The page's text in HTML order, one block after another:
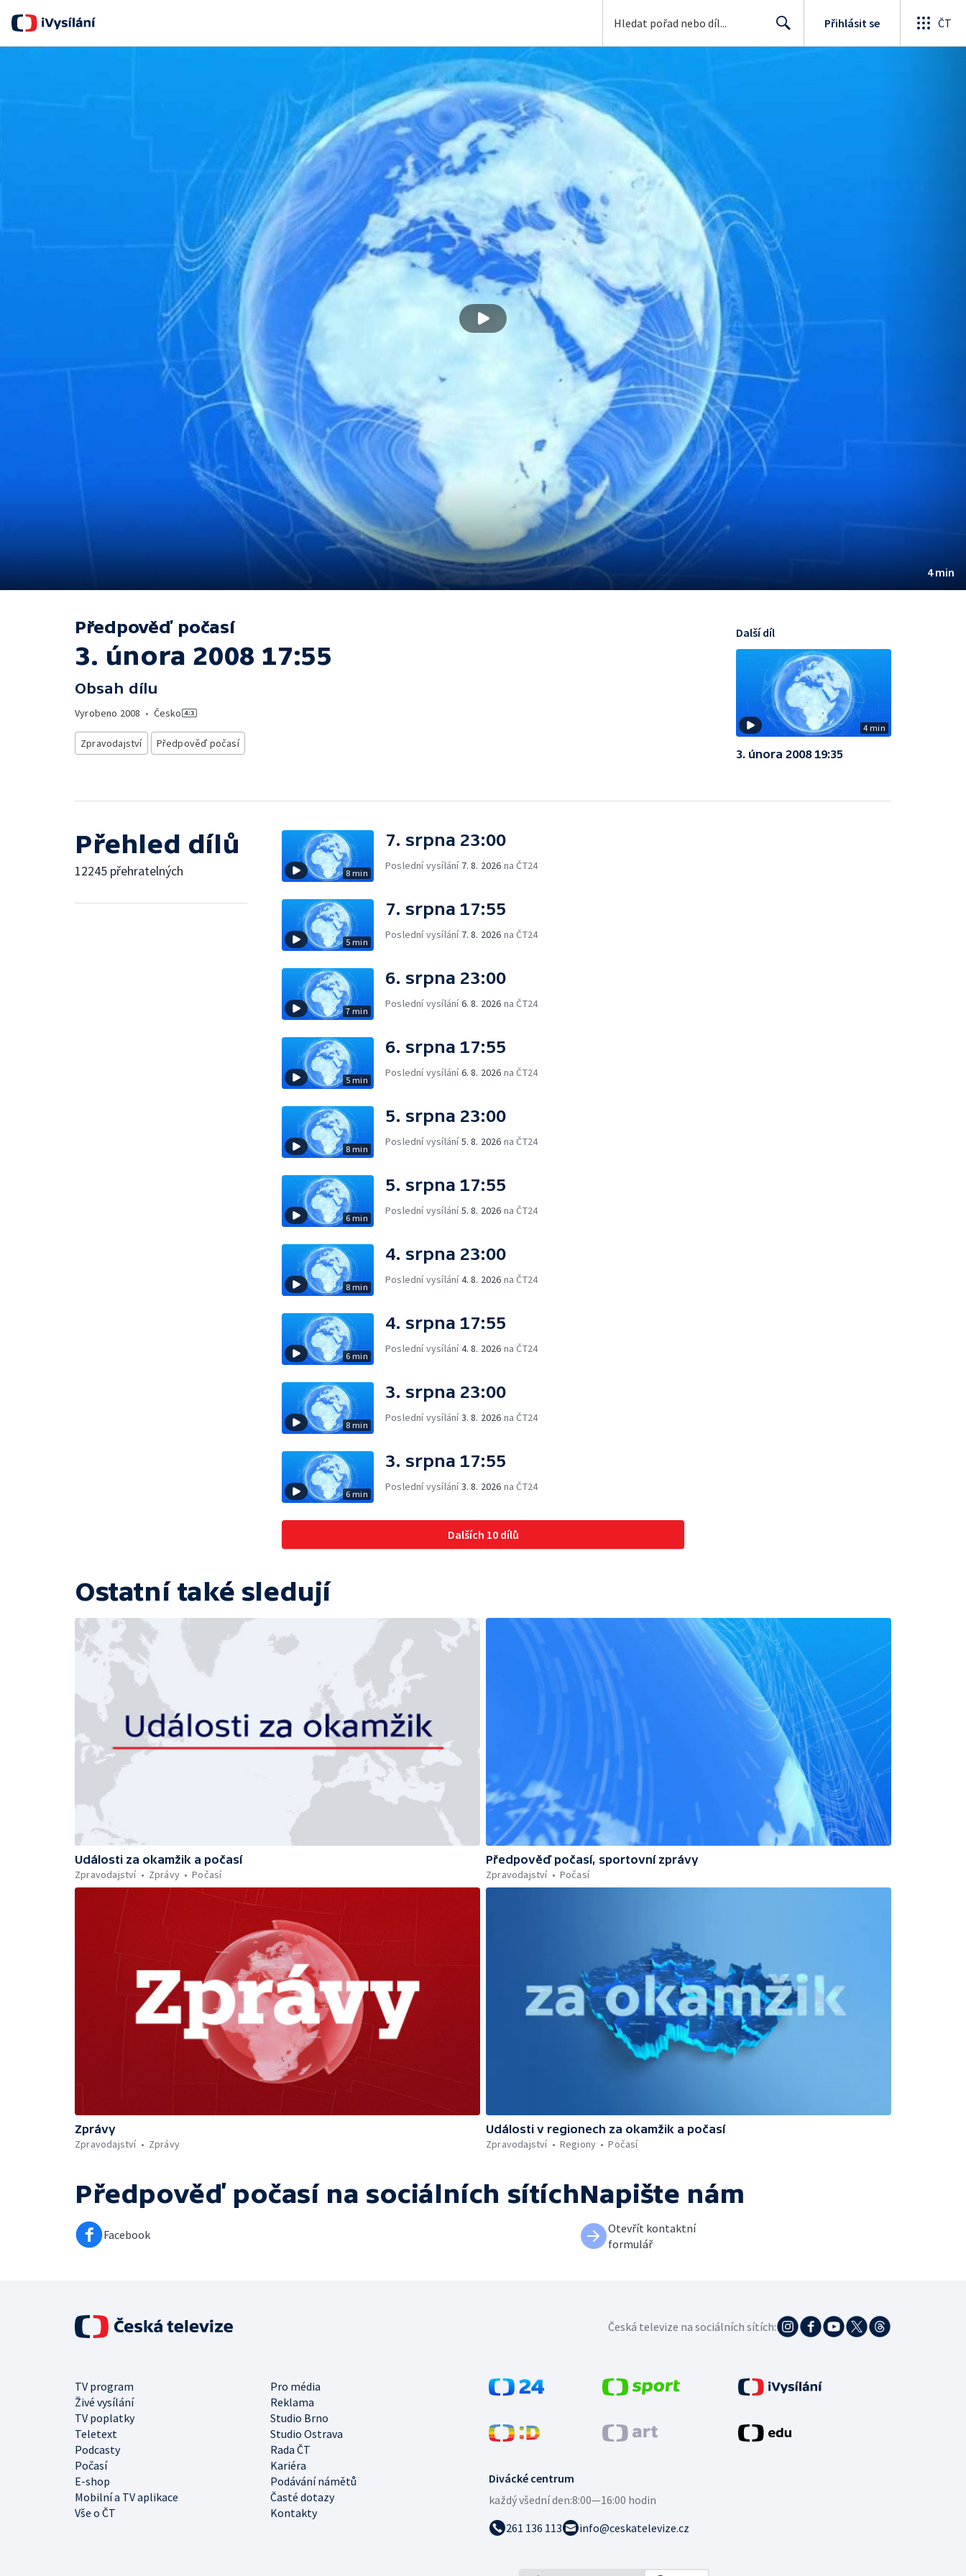
Přihlásit se ČT
4 min
Předpověď počasí
3. února 2008 17:55
Obsah dílu
Vyrobeno 2008 • Česko
Zpravodajství Předpověď počasí
4 min
Další díl
3. února 2008 19:35
Přehled dílů
12245 přehratelných 8 min
7. srpna 23:00
Poslední vysílání 7. 8. 2026 na ČT24
5 min
7. srpna 17:55
Poslední vysílání 7. 8. 2026 na ČT24
7 min
6. srpna 23:00
Poslední vysílání6. 8. 2026 na ČT24
5 min
6. srpna 17:55
Poslední vysílání6. 8. 2026 na ČT24
8 min
5. srpna 23:00
Poslední vysílání5. 8. 2026 na ČT24
6 min
5. srpna 17:55
Poslední vysílání5. 8. 2026 na ČT24
8 min
4. srpna 23:00
Poslední vysílání4. 8. 2026 na ČT24
6 min
4. srpna 17:55
Poslední vysílání4. 8. 2026 na ČT24
8 min
3. srpna 23:00
Poslední vysílání3. 8. 2026 na ČT24
6 min
3. srpna 17:55
Poslední vysílání3. 8. 2026 na ČT24
Dalších 10 dílů
Ostatní také sledují
Události za okamžik a počasí
Zpravodajství
Zprávy Počasí
Předpověď počasí, sportovní zprávy
Zpravodajství
Počasí
Zprávy
Zpravodajství
Zprávy
Události v regionech za okamžik a počasí
Zpravodajství
Regiony Počasí
Předpověď počasí na sociálních sítích
Facebook
Napište nám
Otevřít kontaktní
formulář
Divácké centrum
každý všední den:8:00—16:00 hodin
261 136 113
info@ceskatelevize.cz
TV program
Pro média
Živé vysílání
Reklama
TV poplatky
Studio Brno
Teletext
Studio Ostrava
Podcasty
Rada ČT
Počasí
Kariéra
E-shop
Podávání námětů
Mobilní a TV aplikace
Časté dotazy
Vše o ČT
Kontakty
Česká televize na sociálních sítích: